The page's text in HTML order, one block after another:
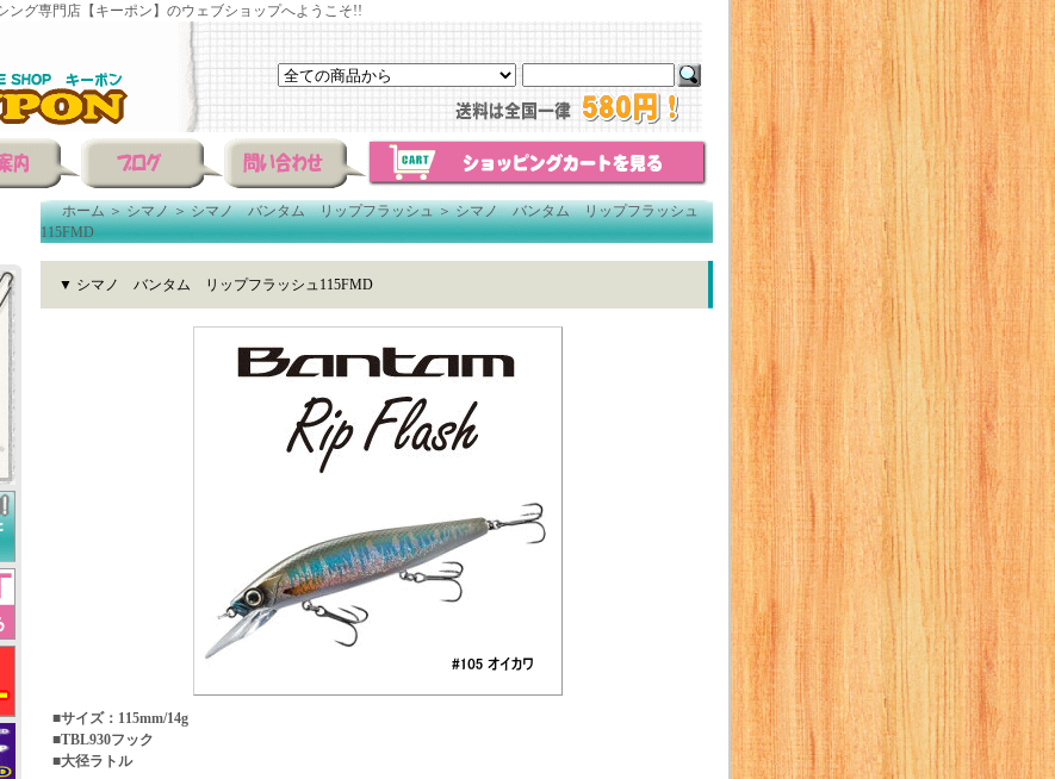
ング専門店【キーポン】のウェブショップへようこそ!!
ホーム＞シマノ＞シマノ バンタム リップフラッシュ＞シマノ バンタム リップフラッシュ
115FMD
▼ シマノ バンタム リップフラッシュ115FMD
■サイズ：115mm/14g
■TBL930フック
■大径ラトル